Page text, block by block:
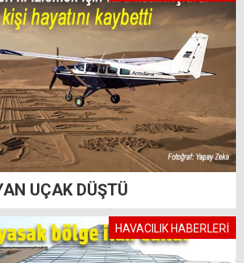
UÇAK DÜŞTÜ
HAVACILIK HABERLERİ